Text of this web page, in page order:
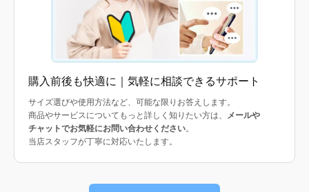
購入前後も快適に｜気軽に相談できるサポート
サイズ選びや使用方法など、可能な限りお答えします。
商品やサービスについてもっと詳しく知りたい方は、 メールや
チャットでお気軽にお問い合わせください。
当店スタッフが丁寧に対応いたします。